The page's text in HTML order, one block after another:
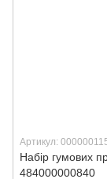
Артикул:
Набір гумових
484000000840